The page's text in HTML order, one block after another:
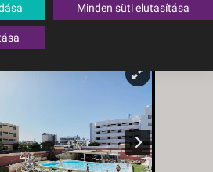
,Gran Canaria,Playa
Minden süti elutasítása